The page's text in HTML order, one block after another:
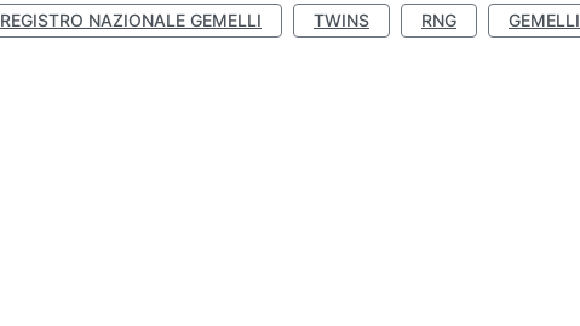
REGISTRO NAZIONALE GEMELLI TWINS RNG GEMELLI